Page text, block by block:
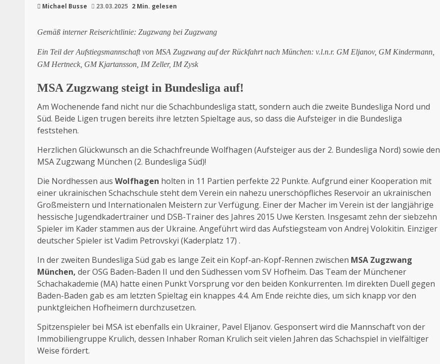
Michael Busse 23.03.2025 2 Min. gelesen
Gemäß interner Reiserichtlinie: Zugzwang bei Zugzwang
Ein Teil der Aufstiegsmannschaft von MSA Zugzwang auf der Rückfahrt nach München: v.l.n.r. GM Eljanov, GM Kindermann,
GM Hertneck, GM Kjartansson, IM Zeller, IM Zysk
MSA Zugzwang steigt in Bundesliga auf!
Am Wochenende fand nicht nur die Schachbundesliga statt, sondern auch die zweite Bundesliga Nord und
Süd. Beide Ligen trugen bereits ihre letzten Spieltage aus, so dass die Aufsteiger in die Bundesliga
feststehen.
Herzlichen Glückwunsch an die Schachfreunde Wolfhagen (Aufsteiger aus der 2. Bundesliga Nord) sowie den
MSA Zugzwang München (2. Bundesliga Süd)!
Die Nordhessen aus Wolfhagen holten in 11 Partien perfekte 22 Punkte. Aufgrund einer Kooperation mit
einer ukrainischen Schachschule steht dem Verein ein nahezu unerschöpfliches Reservoir an ukrainischen
Großmeistern und Internationalen Meistern zur Verfügung. Einer der Macher im Verein ist der langjährige
hessische Jugendkadertrainer und DSB-Trainer des Jahres 2015 Uwe Kersten. Insgesamt zehn der siebzehn
Spieler im Kader stammen aus der Ukraine. Angeführt wird das Aufstiegsteam von Andrej Volokitin. Einziger
deutscher Spieler ist Vadim Petrovskyi (Kaderplatz 17) .
In der zweiten Bundesliga Süd gab es lange Zeit ein Kopf-an-Kopf-Rennen zwischen MSA Zugzwang
München, der OSG Baden-Baden II und den Südhessen vom SV Hofheim. Das Team der Münchener
Schachakademie (MA) hatte einen Punkt Vorsprung vor den beiden Konkurrenten. Im direkten Duell gegen
Baden-Baden gab es am letzten Spieltag ein knappes 4:4. Am Ende reichte dies, um sich knapp vor den
punktgleichen Hofheimern durchzusetzen.
Spitzenspieler bei MSA ist ebenfalls ein Ukrainer, Pavel Eljanov. Gesponsert wird die Mannschaft von der
Immobiliengruppe Krulich, dessen Inhaber Roman Krulich seit vielen Jahren das Schachspiel in vielfältiger
Weise fördert.